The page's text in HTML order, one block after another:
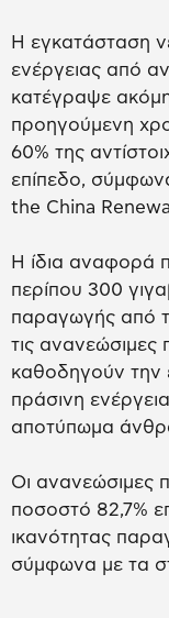
Η εγκατάσταση
ενέργειας από
κατέγραψε
προηγούμενη
60% της
επίπεδο,
the China
Η ίδια αναφορά
περίπου 300
παραγωγής από
τις ανανεώσιμες
καθοδηγούν την
πράσινη
αποτύπωμα
Οι ανανεώσιμες
ποσοστό 82,7%
ικανότητας
σύμφωνα με τα